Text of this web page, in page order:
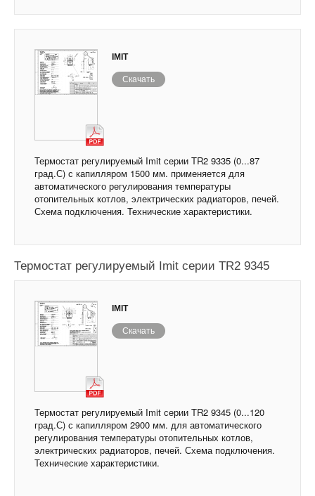
IMIT
Скачать
Термостат регулируемый Imit серии TR2 9335 (0...87
град.С) с капилляром 1500 мм. применяется для
автоматического регулирования температуры
отопительных котлов, электрических радиаторов, печей.
Схема подключения. Технические характеристики.
Термостат регулируемый Imit серии TR2 9345
IMIT
Скачать
Термостат регулируемый Imit серии TR2 9345 (0...120
град.С) с капилляром 2900 мм. для автоматического
регулирования температуры отопительных котлов,
электрических радиаторов, печей. Схема подключения.
Технические характеристики.